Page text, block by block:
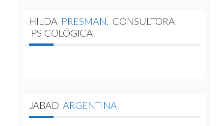
HILDA PRESMAN, CONSULTORA
PSICOLÓGICA
JABAD ARGENTINA